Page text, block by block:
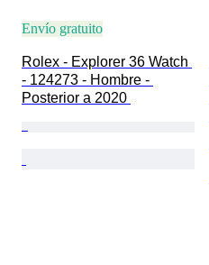
Envío gratuito
Rolex - Explorer 36 Watch
- 124273 - Hombre -
Posterior a 2020